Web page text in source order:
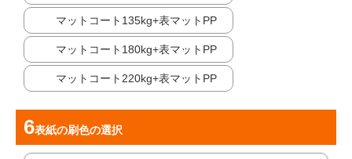
マットコート135kg+表マットPP
マットコート180kg+表マットPP
マットコート220kg+表マットPP
表紙の刷色の選択